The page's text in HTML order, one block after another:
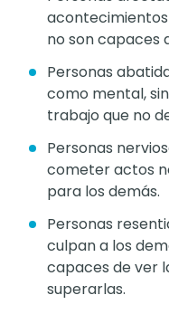
no son capaces
Personas
como mental,
trabajo que no
Personas
cometer actos
para los demás.
Personas
culpan a los
capaces de ver
superarlas.